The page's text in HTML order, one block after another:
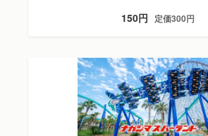
150円 定価300円